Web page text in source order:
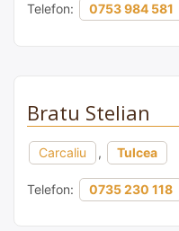
Telefon: 0753 984 581
Bratu Stelian
Carcaliu , Tulcea
Telefon: 0735 230 118